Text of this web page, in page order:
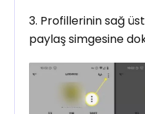
3. Profillerinin sağ
paylaş simgesine